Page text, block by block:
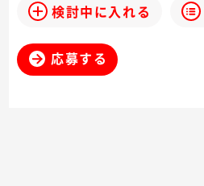
検討中に入れる
応募する